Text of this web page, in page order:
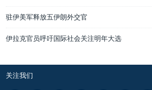
驻伊美军释放五伊朗外交官
伊拉克官员呼吁国际社会关注明年大选
关注我们